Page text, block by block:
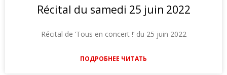
Récital du samedi 25 juin 2022
Récital de ‘Tous en concert !’ du 25 juin 2022
ПОДРОБНЕЕ ЧИТАТЬ